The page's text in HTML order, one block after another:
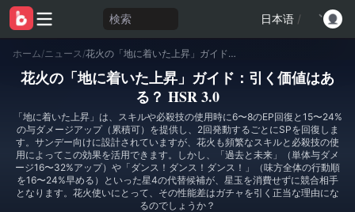
検索 日本语 /
ホーム/ニュース / 花火の「地に着いた上昇」ガイド：引く価値はある？ HSR 3.0
花火の「地に着いた上昇」ガイド：引く価値はあ
る？ HSR 3.0
「地に着いた上昇」は、スキルや必殺技の使用時に6〜8のEP回復と15〜24%
の与ダメージアップ（累積可）を提供し、2回発動するごとにSPを回復しま
す。サンデー向けに設計されていますが、花火も頻繁なスキルと必殺技の使
用によってこの効果を活用できます。しかし、「過去と未来」（単体与ダメ
ージ16〜32%アップ）や「ダンス！ダンス！ダンス！」（味方全体の行動順
を16〜24%早める）といった星4の代替候補が、星玉を消費せずに競合相手
となります。花火使いにとって、その性能差はガチャを引く正当な理由にな
るのでしょうか？